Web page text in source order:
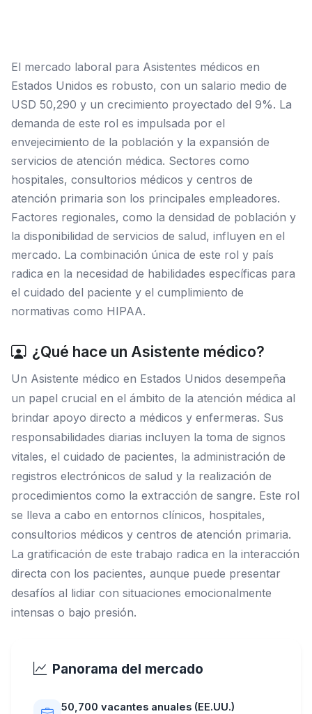
El mercado laboral para Asistentes médicos en
Estados Unidos es robusto, con un salario medio de
USD 50,290 y un crecimiento proyectado del 9%. La
demanda de este rol es impulsada por el
envejecimiento de la población y la expansión de
servicios de atención médica. Sectores como
hospitales, consultorios médicos y centros de
atención primaria son los principales empleadores.
Factores regionales, como la densidad de población y
la disponibilidad de servicios de salud, influyen en el
mercado. La combinación única de este rol y país
radica en la necesidad de habilidades específicas para
el cuidado del paciente y el cumplimiento de
normativas como HIPAA.
¿Qué hace un Asistente médico?
Un Asistente médico en Estados Unidos desempeña
un papel crucial en el ámbito de la atención médica al
brindar apoyo directo a médicos y enfermeras. Sus
responsabilidades diarias incluyen la toma de signos
vitales, el cuidado de pacientes, la administración de
registros electrónicos de salud y la realización de
procedimientos como la extracción de sangre. Este rol
se lleva a cabo en entornos clínicos, hospitales,
consultorios médicos y centros de atención primaria.
La gratificación de este trabajo radica en la interacción
directa con los pacientes, aunque puede presentar
desafíos al lidiar con situaciones emocionalmente
intensas o bajo presión.
Panorama del mercado
50,700 vacantes anuales (EE.UU.)